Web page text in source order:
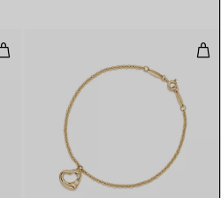
by the Yard™ Armband